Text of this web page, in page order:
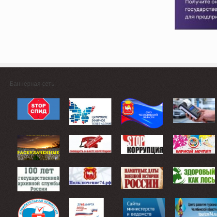
Баннерная сеть